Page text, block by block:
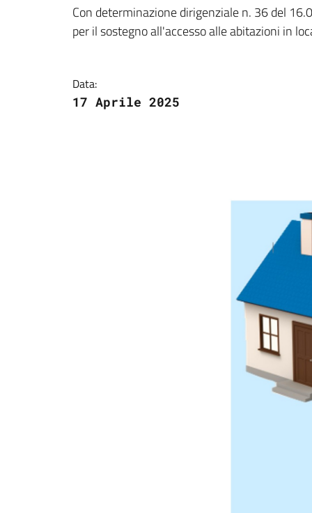
Dettagli della
Con determinazione dirigenziale n. 36 del
per il sostegno all'accesso alle abitazioni in
Data:
17 Aprile 2025